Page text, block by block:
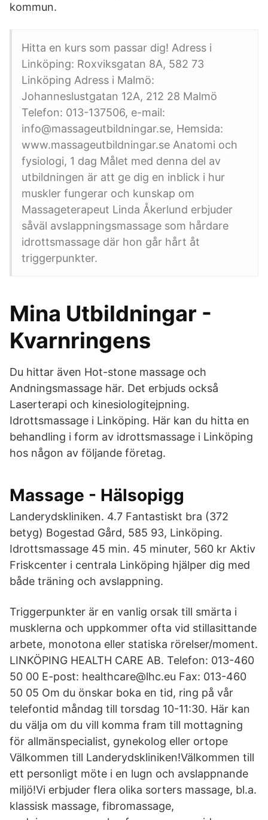
kommun.
Hitta en kurs som passar dig! Adress i
Linköping: Roxviksgatan 8A, 582 73
Linköping Adress i Malmö:
Johanneslustgatan 12A, 212 28 Malmö
Telefon: 013-137506, e-mail:
info@massageutbildningar.se, Hemsida:
www.massageutbildningar.se Anatomi och
fysiologi, 1 dag Målet med denna del av
utbildningen är att ge dig en inblick i hur
muskler fungerar och kunskap om
Massageterapeut Linda Åkerlund erbjuder
såväl avslappningsmassage som hårdare
idrottsmassage där hon går hårt åt
triggerpunkter.
Mina Utbildningar -
Kvarnringens
Du hittar även Hot-stone massage och
Andningsmassage här. Det erbjuds också
Laserterapi och kinesiologitejpning.
Idrottsmassage i Linköping. Här kan du hitta en
behandling i form av idrottsmassage i Linköping
hos någon av följande företag.
Massage - Hälsopigg
Landerydskliniken. 4.7 Fantastiskt bra (372
betyg) Bogestad Gård, 585 93, Linköping.
Idrottsmassage 45 min. 45 minuter, 560 kr Aktiv
Friskcenter i centrala Linköping hjälper dig med
både träning och avslappning.
Triggerpunkter är en vanlig orsak till smärta i
musklerna och uppkommer ofta vid stillasittande
arbete, monotona eller statiska rörelser/moment.
LINKÖPING HEALTH CARE AB. Telefon: 013-460
50 00 E-post: healthcare@lhc.eu Fax: 013-460
50 05 Om du önskar boka en tid, ring på vår
telefontid måndag till torsdag 10-11:30. Här kan
du välja om du vill komma fram till mottagning
för allmänspecialist, gynekolog eller ortope
Välkommen till Landerydskliniken!Välkommen till
ett personligt möte i en lugn och avslappnande
miljö!Vi erbjuder flera olika sorters massage, bl.a.
klassisk massage, fibromassage,